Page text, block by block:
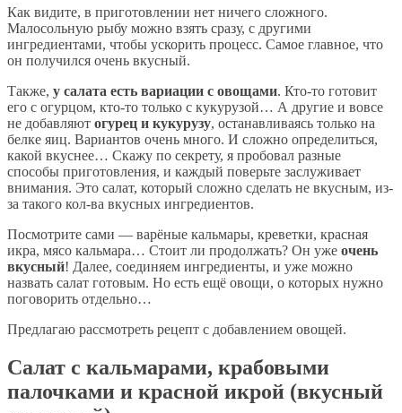
Как видите, в приготовлении нет ничего сложного.
Малосольную рыбу можно взять сразу, с другими
ингредиентами, чтобы ускорить процесс. Самое главное, что
он получился очень вкусный.
Также, у салата есть вариации с овощами. Кто-то готовит
его с огурцом, кто-то только с кукурузой… А другие и вовсе
не добавляют огурец и кукурузу, останавливаясь только на
белке яиц. Вариантов очень много. И сложно определиться,
какой вкуснее… Скажу по секрету, я пробовал разные
способы приготовления, и каждый поверьте заслуживает
внимания. Это салат, который сложно сделать не вкусным, из-
за такого кол-ва вкусных ингредиентов.
Посмотрите сами — варёные кальмары, креветки, красная
икра, мясо кальмара… Стоит ли продолжать? Он уже очень
вкусный! Далее, соединяем ингредиенты, и уже можно
назвать салат готовым. Но есть ещё овощи, о которых нужно
поговорить отдельно…
Предлагаю рассмотреть рецепт с добавлением овощей.
Салат с кальмарами, крабовыми
палочками и красной икрой (вкусный